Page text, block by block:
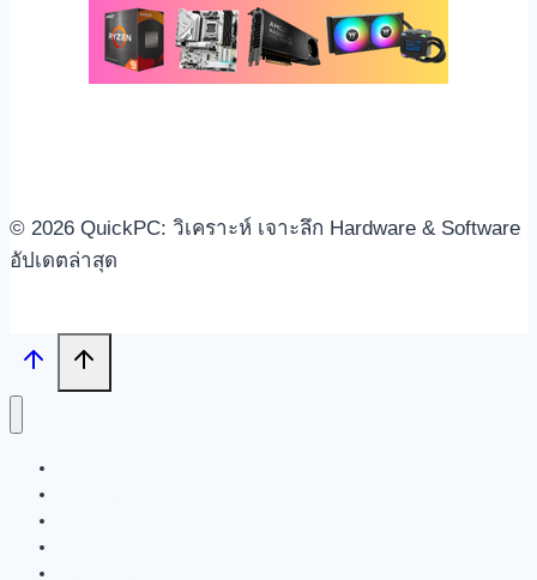
© 2026 QuickPC: วิเคราะห์ เจาะลึก Hardware & Software
อัปเดตล่าสุด